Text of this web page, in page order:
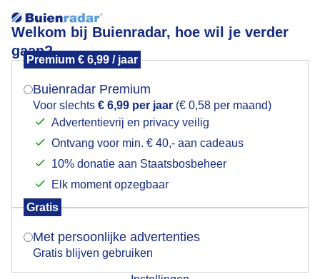
Welkom bij Buienradar, hoe wil je verder
gaan?
Premium € 6,99 / jaar
Buienradar Premium
Voor slechts € 6,99 per jaar (€ 0,58 per maand)
Advertentievrij en privacy veilig
Ontvang voor min. € 40,- aan cadeaus
10% donatie aan Staatsbosbeheer
Elk moment opzegbaar
Gratis
Met persoonlijke advertenties
Gratis blijven gebruiken
Gras schudden
Mogen we je locatie gebruiken voor het
Indien je hier nog geen akkoord op hebt gegeven,
verschijnt er zo een pop-up uit je browser waarin
Is goed, toon de popup